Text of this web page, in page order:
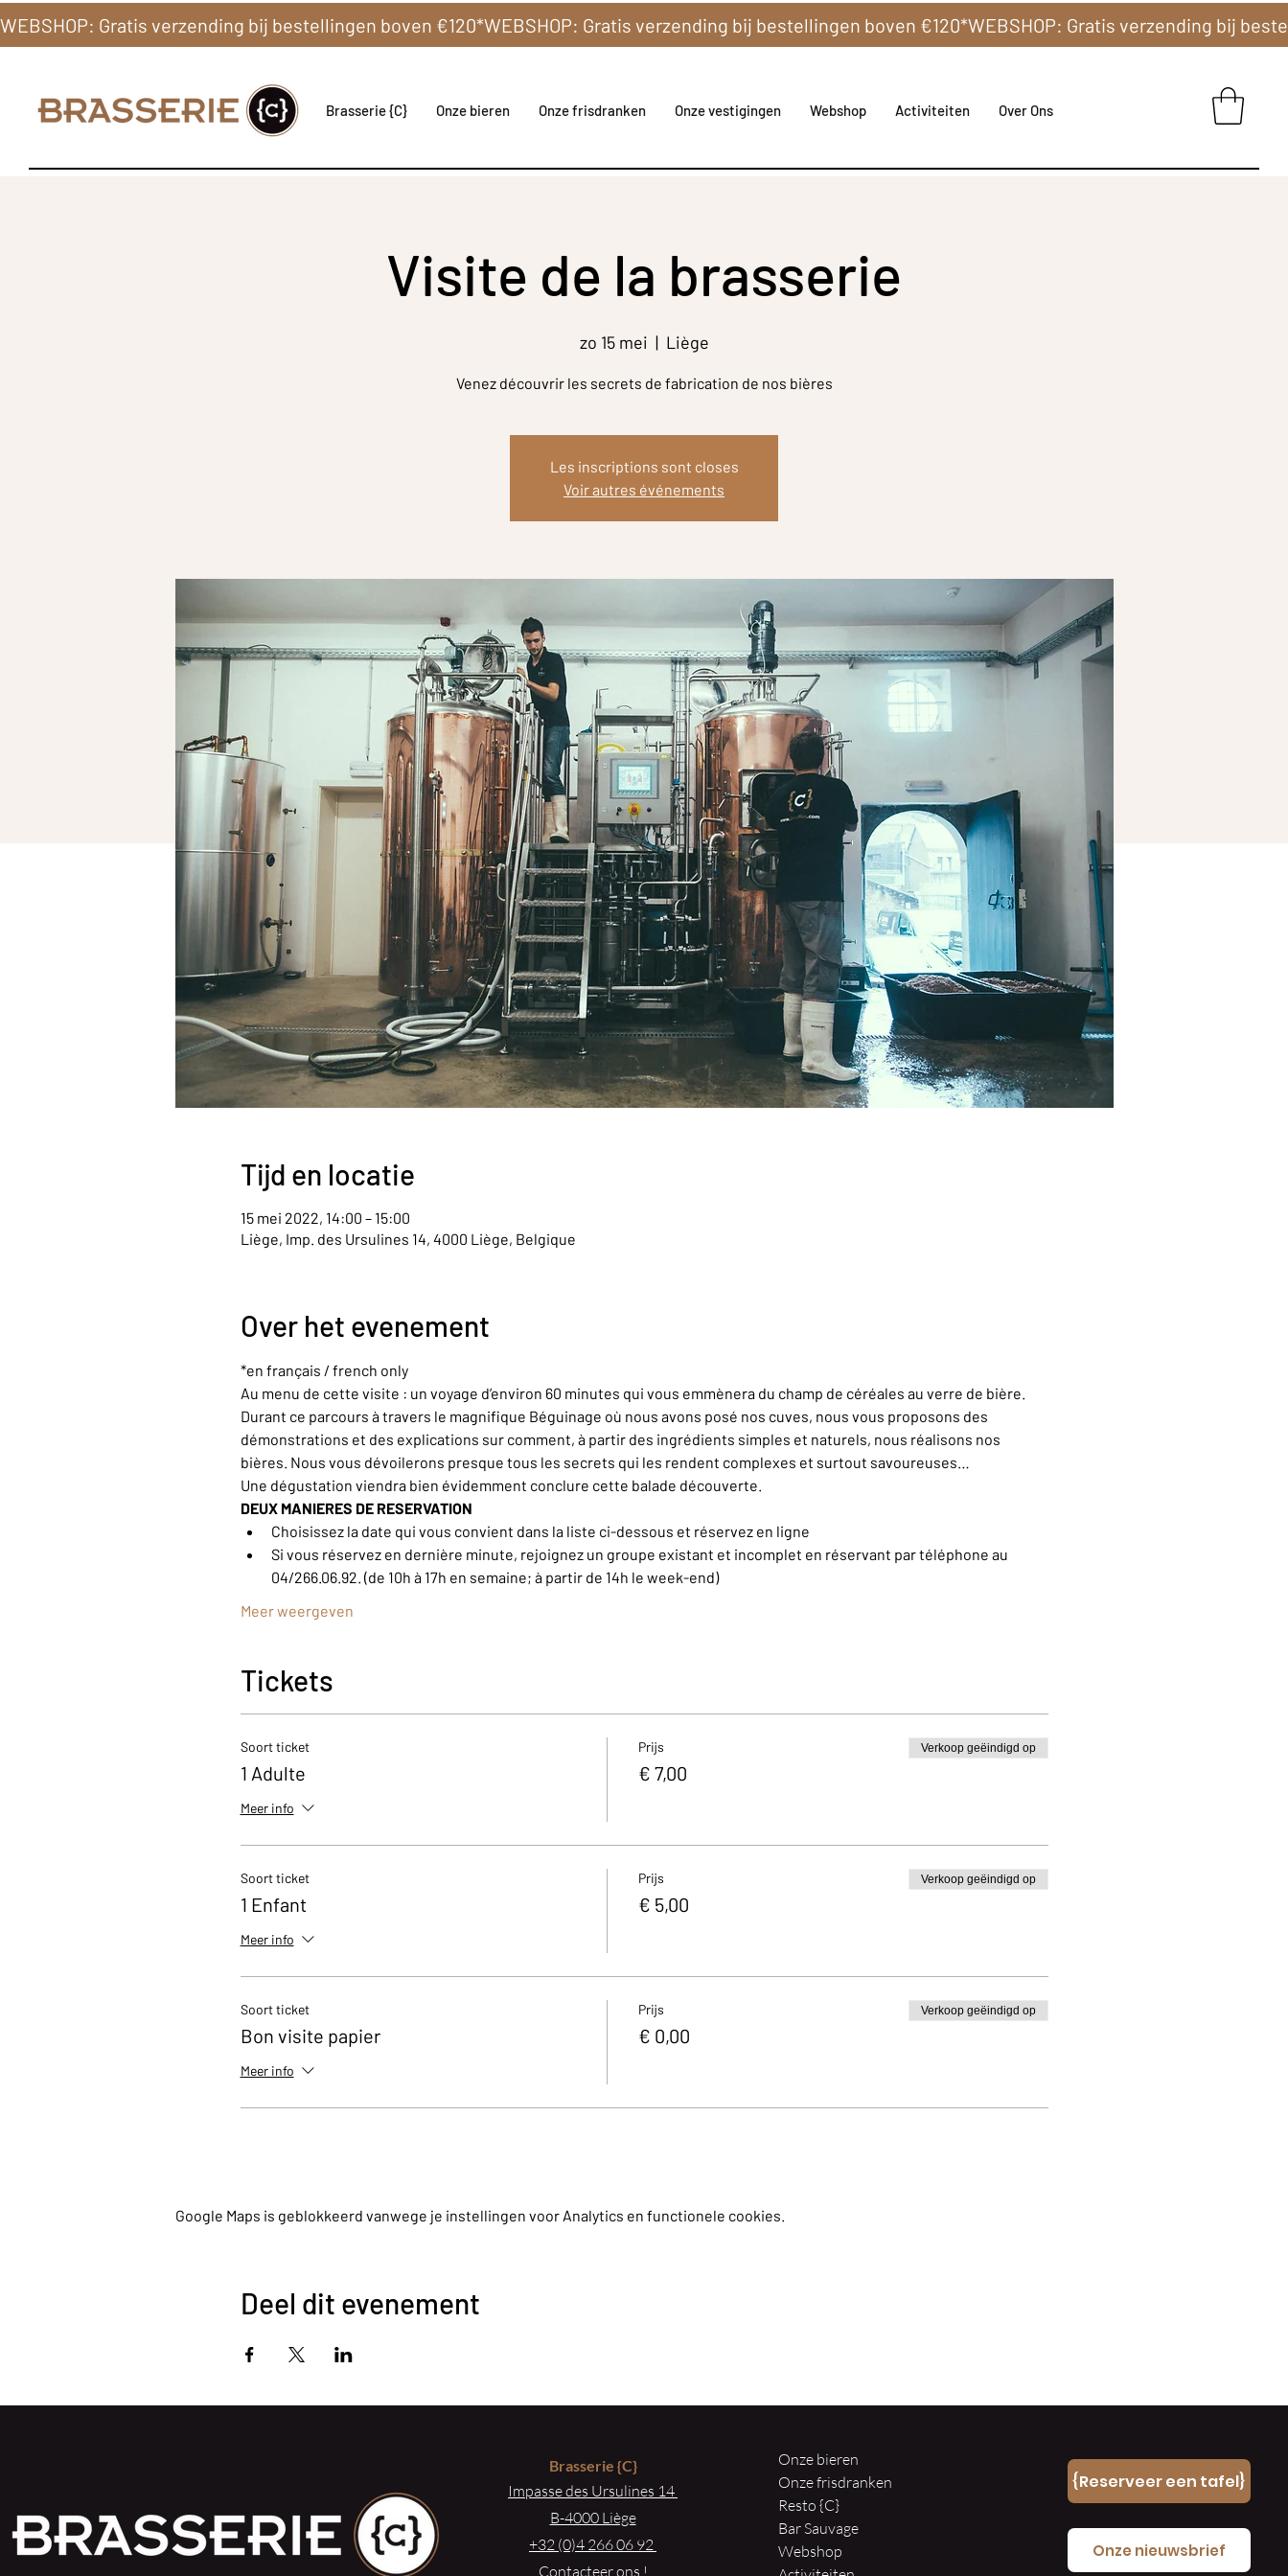
Brasserie {C} Onze bieren Onze frisdranken Onze vestigingen Webshop Activiteiten Over Ons
Visite de la brasserie
zo 15 mei
  |
Liège
Venez découvrir les secrets de fabrication de nos bières
Les inscriptions sont closes
Voir autres événements
Tijd en locatie
15 mei 2022, 14:00 – 15:00
Liège, Imp. des Ursulines 14, 4000 Liège, Belgique
Over het evenement
*en français / french only
Au menu de cette visite : un voyage d’environ 60 minutes qui vous emmènera du champ de céréales au verre de bière.
Durant ce parcours à travers le magnifique Béguinage où nous avons posé nos cuves, nous vous proposons des
démonstrations et des explications sur comment, à partir des ingrédients simples et naturels, nous réalisons nos
bières. Nous vous dévoilerons presque tous les secrets qui les rendent complexes et surtout savoureuses…
Une dégustation viendra bien évidemment conclure cette balade découverte.
DEUX MANIERES DE RESERVATION
Choisissez la date qui vous convient dans la liste ci-dessous et réservez en ligne
Si vous réservez en dernière minute, rejoignez un groupe existant et incomplet en réservant par téléphone au
04/266.06.92. (de 10h à 17h en semaine; à partir de 14h le week-end)
Meer weergeven
Tickets
Soort ticket
1 Adulte
Meer info
Prijs
€ 7,00
Verkoop geëindigd op
Soort ticket
1 Enfant
Meer info
Prijs
€ 5,00
Verkoop geëindigd op
Soort ticket
Bon visite papier
Meer info
Prijs
€ 0,00
Verkoop geëindigd op
Google Maps is geblokkeerd vanwege je instellingen voor Analytics en functionele cookies.
Deel dit evenement
Brasserie{C}
Impasse des Ursulines 14
B-4000 Liège
+32 (0)4 266 06 92
Contacteer ons !
Onze bieren
Onze frisdranken
Resto {C}
Bar Sauvage
Webshop
{Reserveer een tafel}
Onze nieuwsbrief